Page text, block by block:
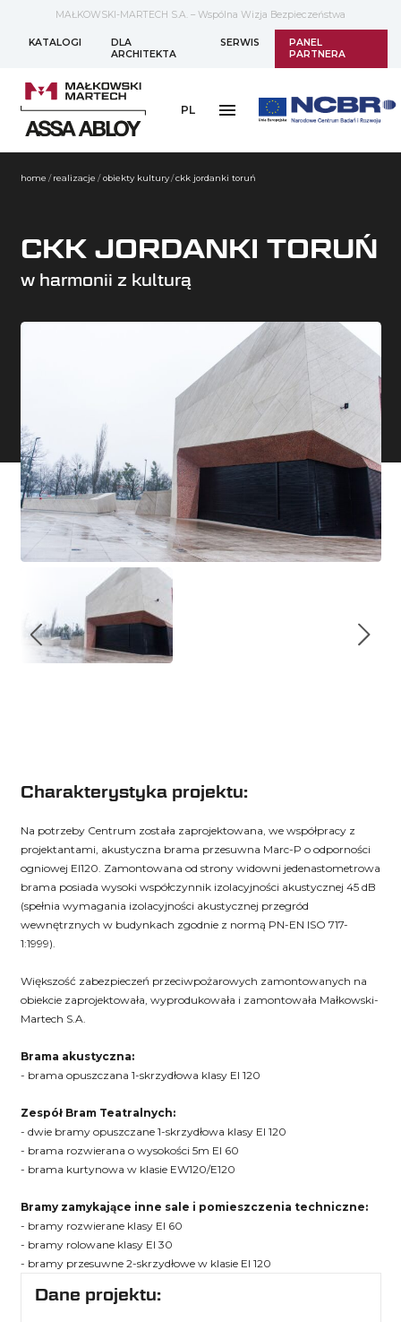
MAŁKOWSKI-MARTECH S.A. – Wspólna Wizja Bezpieczeństwa
KATALOGI
DLA
ARCHITEKTA
SERWIS
PANEL
PARTNERA
PL
home / realizacje / obiekty kultury / ckk jordanki toruń
CKK JORDANKI TORUŃ
w harmonii z kulturą
Charakterystyka projektu:
Na potrzeby Centrum została zaprojektowana, we współpracy z
projektantami, akustyczna brama przesuwna Marc-P o odporności
ogniowej EI120. Zamontowana od strony widowni jedenastometrowa
brama posiada wysoki współczynnik izolacyjności akustycznej 45 dB
(spełnia wymagania izolacyjności akustycznej przegród
wewnętrznych w budynkach zgodnie z normą PN-EN ISO 717-
1:1999).
Większość zabezpieczeń przeciwpożarowych zamontowanych na
obiekcie zaprojektowała, wyprodukowała i zamontowała Małkowski-
Martech S.A.
Brama akustyczna:
- brama opuszczana 1-skrzydłowa klasy EI 120
Zespół Bram Teatralnych:
- dwie bramy opuszczane 1-skrzydłowa klasy EI 120
- brama rozwierana o wysokości 5m EI 60
- brama kurtynowa w klasie EW120/E120
Bramy zamykające inne sale i pomieszczenia techniczne:
- bramy rozwierane klasy EI 60
- bramy rolowane klasy EI 30
- bramy przesuwne 2-skrzydłowe w klasie EI 120
Dane projektu: